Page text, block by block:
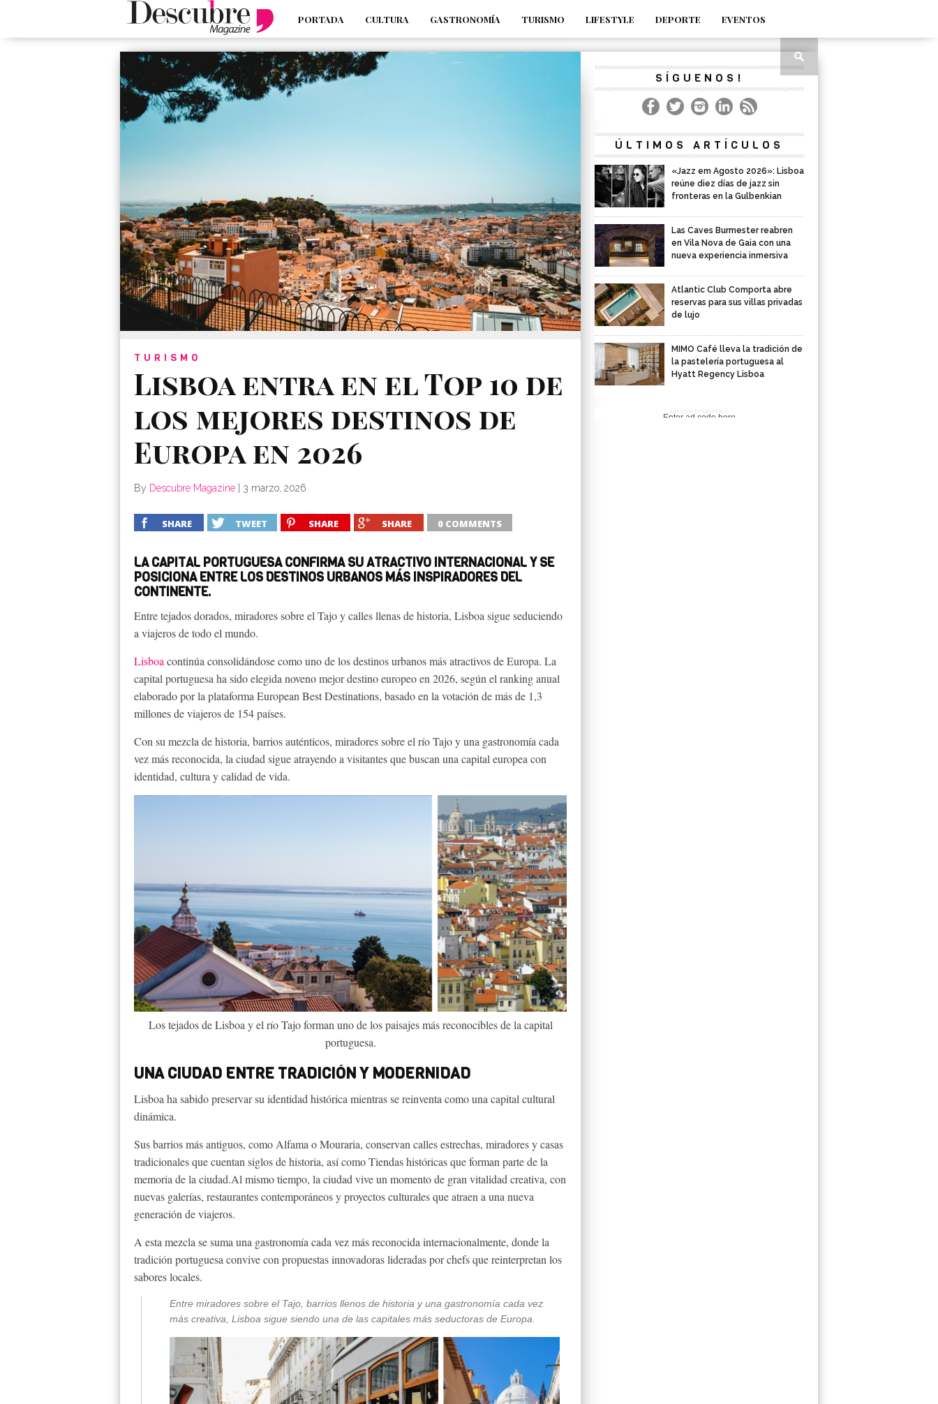
PORTADA CULTURA GASTRONOMÍA TURISMO LIFESTYLE DEPORTE
EVENTOS
google-site-verification=_UCdsju0_s7tEFgjpjNYWdThIX7oTMtHhdhYNQ_fdM4
TURISMO
Lisboa entra en el Top 10 de
los mejores destinos de
Europa en 2026
By Descubre Magazine 3 marzo, 2026
SHARE TWEET SHARE SHARE 0 COMMENTS
LA CAPITAL PORTUGUESA CONFIRMA SU ATRACTIVO INTERNACIONAL Y SE
POSICIONA ENTRE LOS DESTINOS URBANOS MÁS INSPIRADORES DEL
CONTINENTE.
Entre tejados dorados, miradores sobre el Tajo y calles llenas de historia, Lisboa sigue seduciendo
a viajeros de todo el mundo.
Lisboa continúa consolidándose como uno de los destinos urbanos más atractivos de Europa. La
capital portuguesa ha sido elegida noveno mejor destino europeo en 2026, según el ranking anual
elaborado por la plataforma European Best Destinations, basado en la votación de más de 1,3
millones de viajeros de 154 países.
Con su mezcla de historia, barrios auténticos, miradores sobre el río Tajo y una gastronomía cada
vez más reconocida, la ciudad sigue atrayendo a visitantes que buscan una capital europea con
identidad, cultura y calidad de vida.
Los tejados de Lisboa y el río Tajo forman uno de los paisajes más reconocibles de la capital
portuguesa.
UNA CIUDAD ENTRE TRADICIÓN Y MODERNIDAD
Lisboa ha sabido preservar su identidad histórica mientras se reinventa como una capital cultural
dinámica.
Sus barrios más antiguos, como Alfama o Mouraria, conservan calles estrechas, miradores y casas
tradicionales que cuentan siglos de historia, así como Tiendas históricas que forman parte de la
memoria de la ciudad.Al mismo tiempo, la ciudad vive un momento de gran vitalidad creativa, con
nuevas galerías, restaurantes contemporáneos y proyectos culturales que atraen a una nueva
generación de viajeros.
A esta mezcla se suma una gastronomía cada vez más reconocida internacionalmente, donde la
tradición portuguesa convive con propuestas innovadoras lideradas por chefs que reinterpretan los
sabores locales.
Entre miradores sobre el Tajo, barrios llenos de historia y una gastronomía cada vez
más creativa, Lisboa sigue siendo una de las capitales más seductoras de Europa.
SÍGUENOS!
ÚLTIMOS ARTÍCULOS
«Jazz em Agosto 2026»: Lisboa
reúne diez días de jazz sin
fronteras en la Gulbenkian
Las Caves Burmester reabren
en Vila Nova de Gaia con una
nueva experiencia inmersiva
Atlantic Club Comporta abre
reservas para sus villas privadas
de lujo
MIMO Café lleva la tradición de
la pastelería portuguesa al
Hyatt Regency Lisboa
ADVERTISEMENT
Enter ad code here